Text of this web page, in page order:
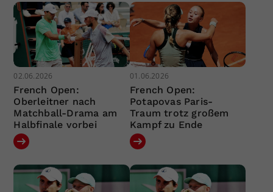
02.06.2026
French Open:
Oberleitner nach
Matchball-Drama am
Halbfinale vorbei
01.06.2026
French Open:
Potapovas Paris-
Traum trotz großem
Kampf zu Ende